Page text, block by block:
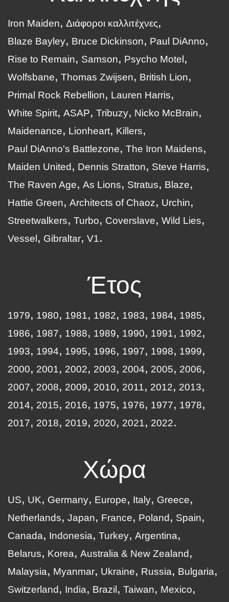
Iron Maiden
Διάφοροι καλλιτέχνες
Blaze Bayley
Bruce Dickinson
Paul DiAnno
Rise to Remain
Samson
Psycho Motel
Wolfsbane
Thomas Zwijsen
British Lion
Primal Rock Rebellion
Lauren Harris
White Spirit ASAP Tribuzy
Nicko McBrain
Maidenance
Lionheart
Killers
Paul DiAnno's Battlezone
The Iron Maidens
Maiden United
Dennis Stratton
Steve Harris
The Raven Age
As Lions Stratus
Blaze
Hattie Green
Architects of Chaoz
Urchin
Streetwalkers
Turbo Coverslave
Wild Lies
Vessel
Gibraltar V1
Έτος
1979 1980 1981 1982 1983 1984
1985
1986
1987 1988 1989 1990 1991
1992
1993
1994 1995 1996 1997 1998
1999
2000
2001 2002 2003 2004 2005
2006
2007
2008 2009 2010 2011 2012
2013
2014
2015 2016 1975 1976 1977
1978
2017
2018 2019 2020 2021 2022
Χώρα
US UK Germany Europe Italy
Greece
Netherlands
Japan France Poland
Spain
Canada
Indonesia Turkey Argentina
Belarus
Korea
Australia & New Zealand
Malaysia
Myanmar Ukraine Russia
Bulgaria
Switzerland
India Brazil Taiwan Mexico